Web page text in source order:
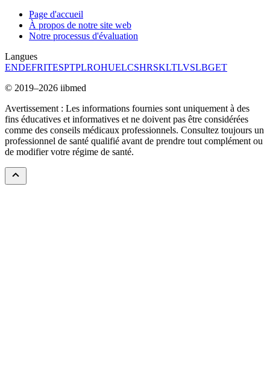
Page d'accueil
À propos de notre site web
Notre processus d'évaluation
Langues
ENDEFRITESPTPLROHUELCSHRSKLTLVSLBGET
© 2019–2026 iibmed
Avertissement : Les informations fournies sont uniquement à des
fins éducatives et informatives et ne doivent pas être considérées
comme des conseils médicaux professionnels. Consultez toujours un
professionnel de santé qualifié avant de prendre tout complément ou
de modifier votre régime de santé.